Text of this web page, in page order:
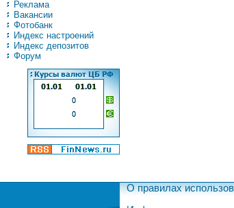
Реклама
Вакансии
Фотобанк
Индекс настроений
Индекс депозитов
Форум
О правилах